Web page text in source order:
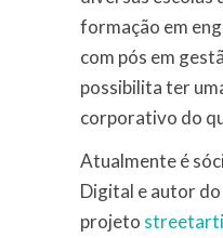
formação em
com pós em
possibilita ter
corporativo do
Atualmente é
Digital e autor do
projeto